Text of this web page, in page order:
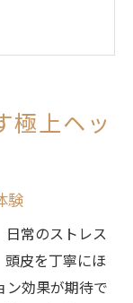
り快適に
魅力
フレッシ
底解説
り戻す方法
ポイント
験の実際
極上ヘッ
験
常のストレス
皮を丁寧にほ
ン効果が期待で